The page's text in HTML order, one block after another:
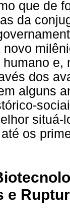
que de
da
e,
dos
alguns
situá-
os
e